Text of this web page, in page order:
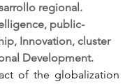
regional.
public-
Innovation, cluster
Development.
of the globalization